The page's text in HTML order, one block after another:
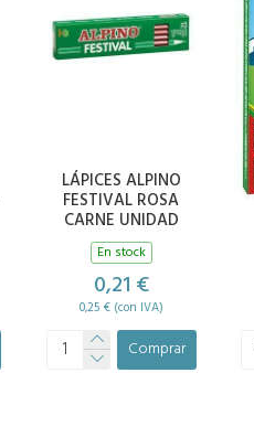
LÁPICES ALPINO
FESTIVAL ROSA
CARNE UNIDAD
En stock
0,21 €
0,25 € (con IVA)
Comprar